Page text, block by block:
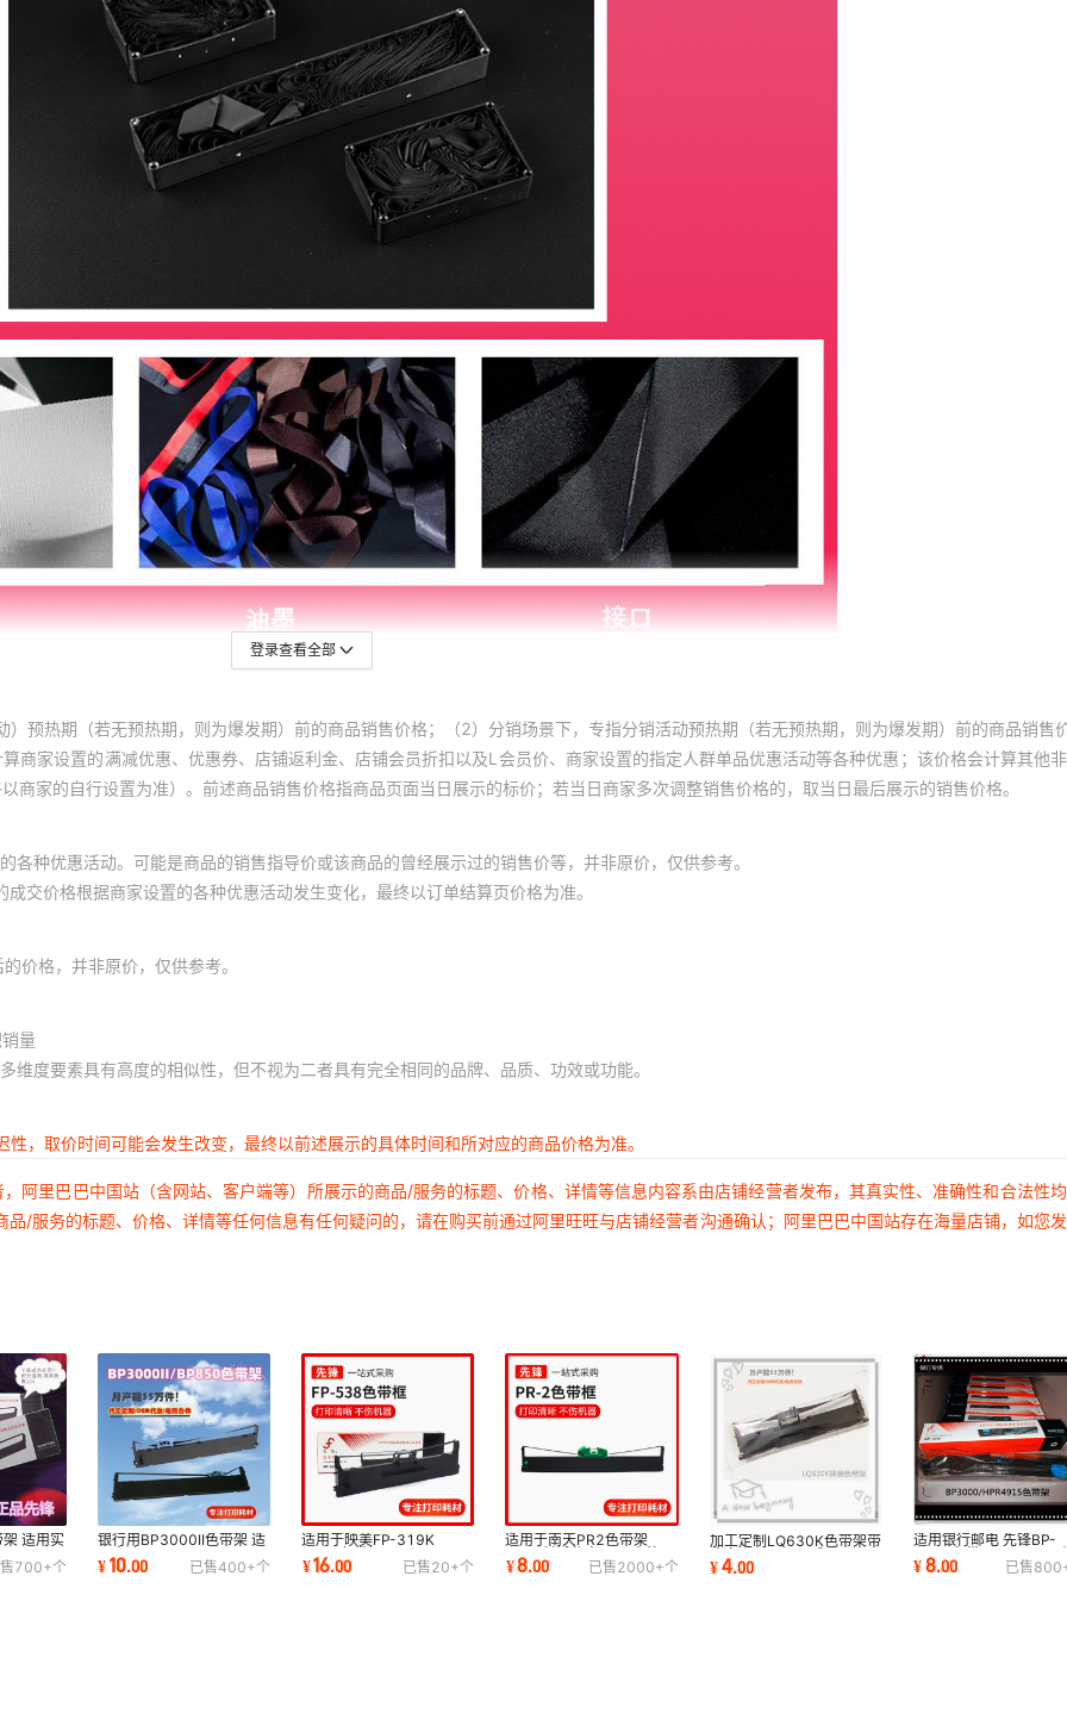
登录查看全部
预热期（若无预热期，则为爆发期）前的商品销售价格；（2）分销场景下，专指分销活动预热期（若无预热期，则为爆发期）前的商品销售
商家设置的满减优惠、优惠券、店铺返利金、店铺会员折扣以及L会员价、商家设置的指定人群单品优惠活动等各种优惠；该价格会计算其他
家的自行设置为准）。前述商品销售价格指商品页面当日展示的标价；若当日商家多次调整销售价格的，取当日最后展示的销售价格。
种优惠活动。可能是商品的销售指导价或该商品的曾经展示过的销售价等，并非原价，仅供参考。
交价格根据商家设置的各种优惠活动发生变化，最终以订单结算页价格为准。
价格，并非原价，仅供参考。
量
度要素具有高度的相似性，但不视为二者具有完全相同的品牌、品质、功效或功能。
，取价时间可能会发生改变，最终以前述展示的具体时间和所对应的商品价格为准。
阿里巴巴中国站（含网站、客户端等）所展示的商品/服务的标题、价格、详情等信息内容系由店铺经营者发布，其真实性、准确性和合法性
/服务的标题、价格、详情等任何信息有任何疑问的，请在购买前通过阿里旺旺与店铺经营者沟通确认；阿里巴巴中国站存在海量店铺，如您
适用实
色带框
700+个
银行用BP3000II色带架 适
用实达BP850K 860K
BP3100S BP3000IIH
¥10.00 已售400+个
适用于映美FP-319K
312K色带框JMR130
FP530KIII+ FP620K+ 色
¥16.00 已售20+个
适用于南天PR2色带架
PR2E长城信息HCC中航
PRU PRS OLIVETT PR2
¥8.00 已售2000+个
加工定制LQ630K色带架带
头卡OEP820天威SK821A
票据打印TH880系列
¥4.00
适用银行邮电 先锋BP-
3000色带 HPR4950
BP-900K色带架 25米
¥8.00 已售